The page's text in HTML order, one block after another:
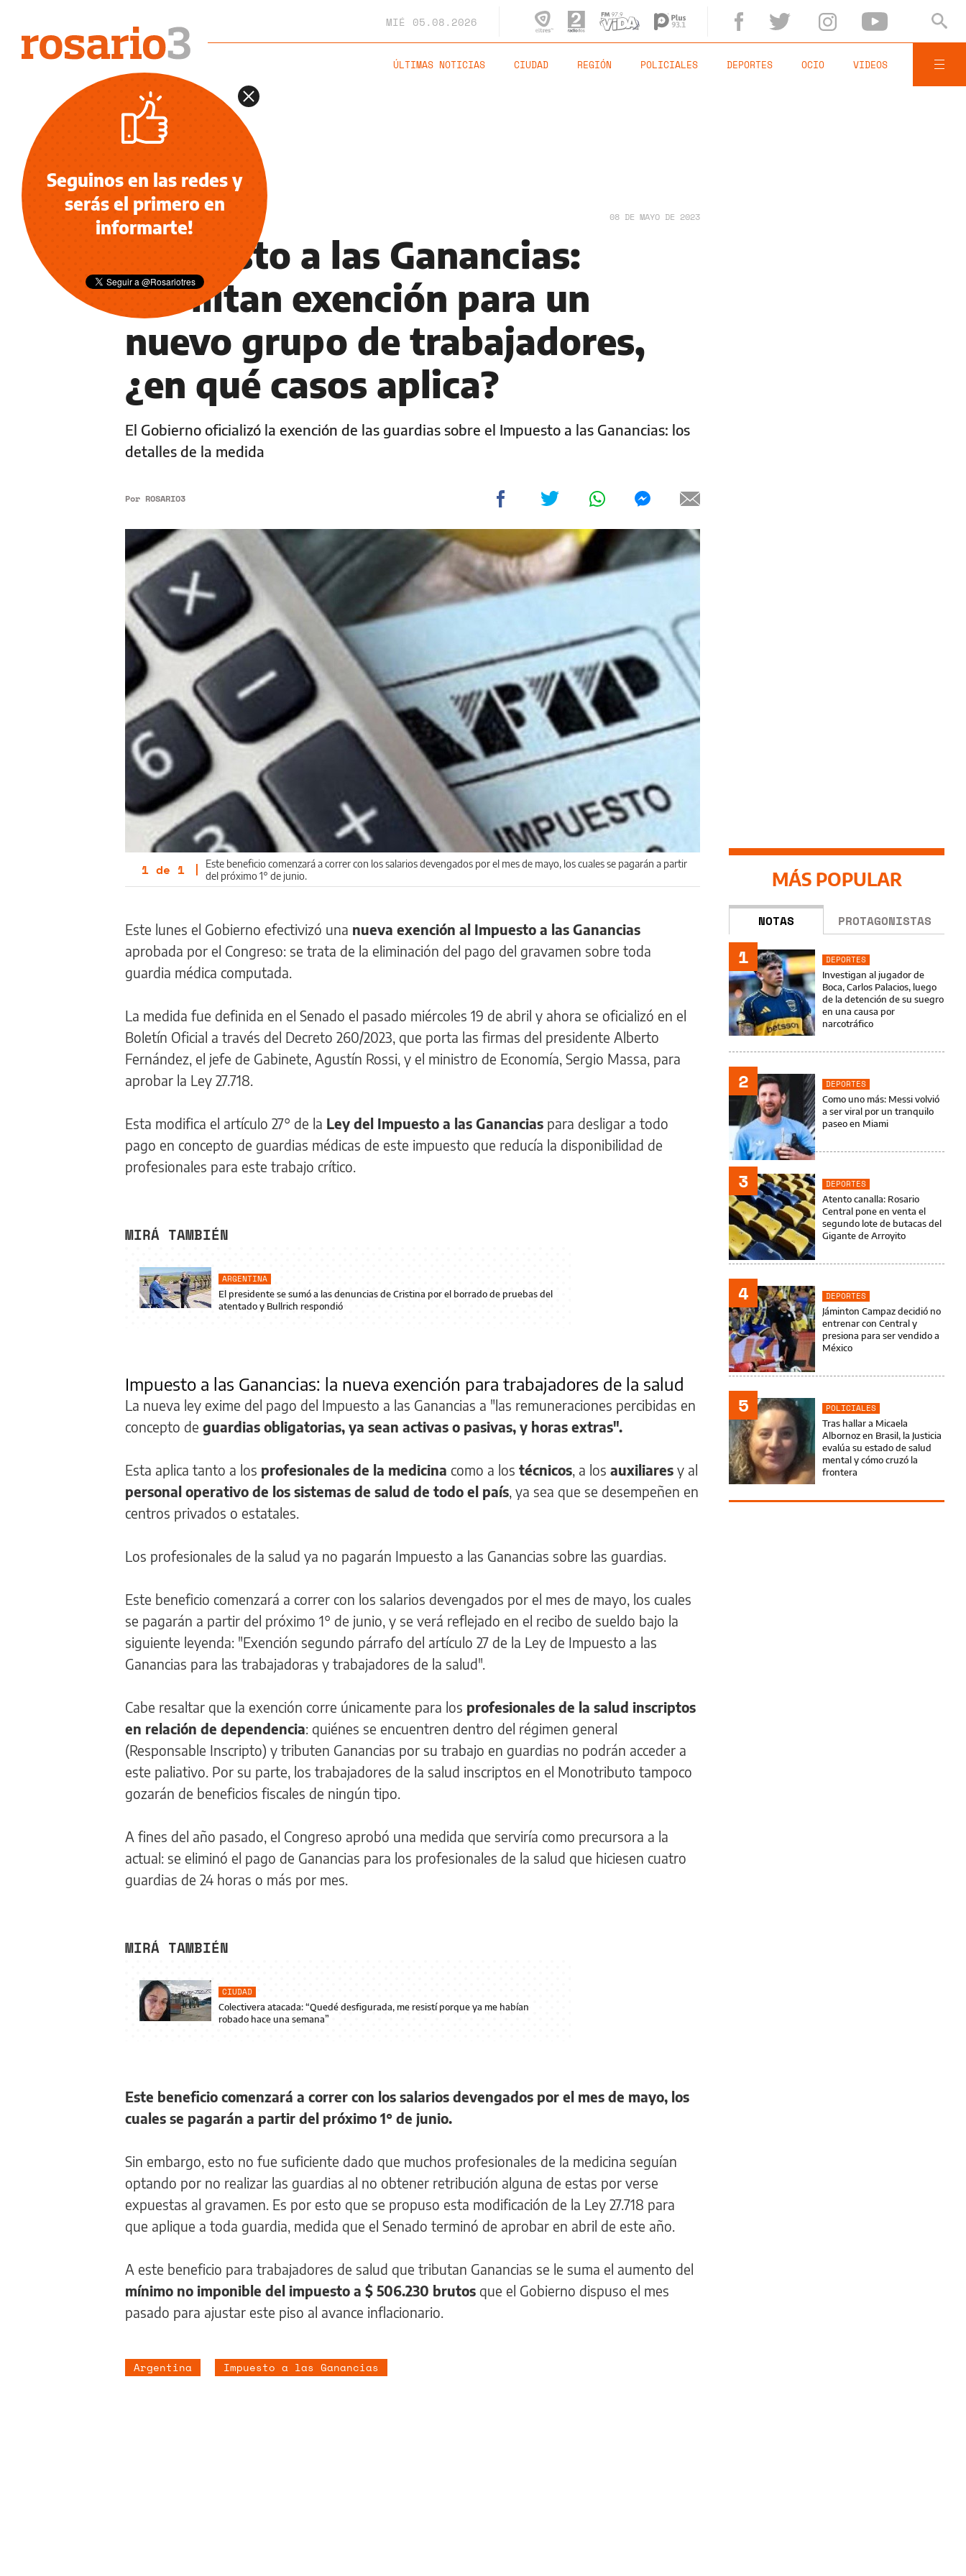
MIÉ 05.08.2026
ÚLTIMAS NOTICIAS CIUDAD REGIÓN POLICIALES DEPORTES OCIO VIDEOS
ECONOMÍA NEGOCIOS AGRO 08 DE MAYO DE 2023
Impuesto a las Ganancias:
habilitan exención para un
nuevo grupo de trabajadores,
¿en qué casos aplica?
El Gobierno oficializó la exención de las guardias sobre el Impuesto a las Ganancias: los
detalles de la medida
Por ROSARIO3
1 de 1 |
Este beneficio comenzará a correr con los salarios devengados por el mes de mayo, los cuales se pagarán a partir
del próximo 1° de junio.
Este lunes el Gobierno efectivizó una nueva exención al Impuesto a las Ganancias
aprobada por el Congreso: se trata de la eliminación del pago del gravamen sobre toda
guardia médica computada.
La medida fue definida en el Senado el pasado miércoles 19 de abril y ahora se oficializó en el
Boletín Oficial a través del Decreto 260/2023, que porta las firmas del presidente Alberto
Fernández, el jefe de Gabinete, Agustín Rossi, y el ministro de Economía, Sergio Massa, para
aprobar la Ley 27.718.
Esta modifica el artículo 27° de la Ley del Impuesto a las Ganancias para desligar a todo
pago en concepto de guardias médicas de este impuesto que reducía la disponibilidad de
profesionales para este trabajo crítico.
MIRÁ TAMBIÉN
ARGENTINA
El presidente se sumó a las denuncias de Cristina por el borrado de pruebas del
atentado y Bullrich respondió
Impuesto a las Ganancias: la nueva exención para trabajadores de la salud
La nueva ley exime del pago del Impuesto a las Ganancias a "las remuneraciones percibidas en
concepto de guardias obligatorias, ya sean activas o pasivas, y horas extras".
Esta aplica tanto a los profesionales de la medicina como a los técnicos , a los auxiliares y al
personal operativo de los sistemas de salud de todo el país , ya sea que se desempeñen en
centros privados o estatales.
Los profesionales de la salud ya no pagarán Impuesto a las Ganancias sobre las guardias.
Este beneficio comenzará a correr con los salarios devengados por el mes de mayo, los cuales
se pagarán a partir del próximo 1° de junio, y se verá reflejado en el recibo de sueldo bajo la
siguiente leyenda: "Exención segundo párrafo del artículo 27 de la Ley de Impuesto a las
Ganancias para las trabajadoras y trabajadores de la salud".
Cabe resaltar que la exención corre únicamente para los profesionales de la salud inscriptos
en relación de dependencia: quiénes se encuentren dentro del régimen general
(Responsable Inscripto) y tributen Ganancias por su trabajo en guardias no podrán acceder a
este paliativo. Por su parte, los trabajadores de la salud inscriptos en el Monotributo tampoco
gozarán de beneficios fiscales de ningún tipo.
A fines del año pasado, el Congreso aprobó una medida que serviría como precursora a la
actual: se eliminó el pago de Ganancias para los profesionales de la salud que hiciesen cuatro
guardias de 24 horas o más por mes.
MIRÁ TAMBIÉN
CIUDAD
Colectivera atacada: “Quedé desfigurada, me resistí porque ya me habían
robado hace una semana”
Este beneficio comenzará a correr con los salarios devengados por el mes de mayo, los
cuales se pagarán a partir del próximo 1° de junio.
Sin embargo, esto no fue suficiente dado que muchos profesionales de la medicina seguían
optando por no realizar las guardias al no obtener retribución alguna de estas por verse
expuestas al gravamen. Es por esto que se propuso esta modificación de la Ley 27.718 para
que aplique a toda guardia, medida que el Senado terminó de aprobar en abril de este año.
A este beneficio para trabajadores de salud que tributan Ganancias se le suma el aumento del
mínimo no imponible del impuesto a $ 506.230 brutos que el Gobierno dispuso el mes
pasado para ajustar este piso al avance inflacionario.
Argentina Impuesto a las Ganancias
MÁS POPULAR
NOTAS PROTAGONISTAS
1
DEPORTES
Investigan al jugador de
Boca, Carlos Palacios, luego
de la detención de su suegro
en una causa por
narcotráfico
2
DEPORTES
Como uno más: Messi volvió
a ser viral por un tranquilo
paseo en Miami
3
DEPORTES
Atento canalla: Rosario
Central pone en venta el
segundo lote de butacas del
Gigante de Arroyito
4
DEPORTES
Jáminton Campaz decidió no
entrenar con Central y
presiona para ser vendido a
México
5
POLICIALES
Tras hallar a Micaela
Albornoz en Brasil, la Justicia
evalúa su estado de salud
mental y cómo cruzó la
frontera
Seguinos en las redes y
serás el primero en
informarte!